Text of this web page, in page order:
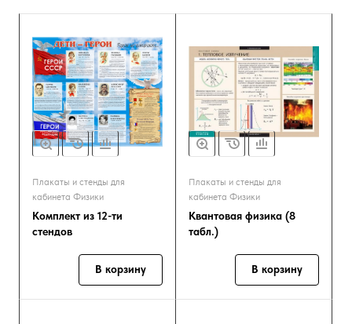
Плакаты и стенды для
кабинета Физики
Комплект из 12-ти
стендов
В корзину
Плакаты и стенды для
кабинета Физики
Квантовая физика (8
табл.)
В корзину